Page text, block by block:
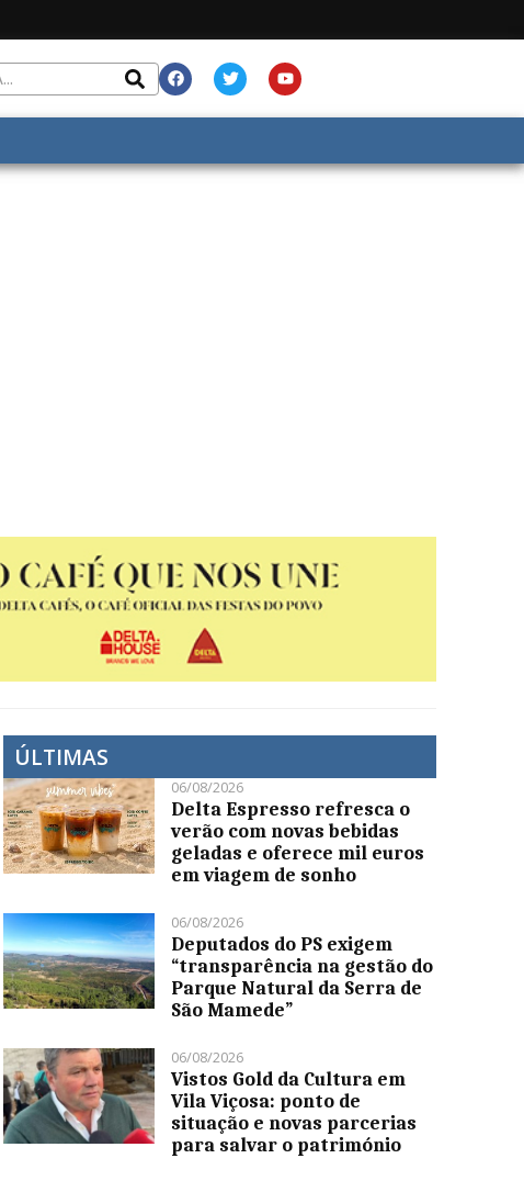
ÚLTIMAS
06/08/2026
Delta Espresso refresca o
verão com novas bebidas
geladas e oferece mil euros
em viagem de sonho
06/08/2026
Deputados do PS exigem
“transparência na gestão do
Parque Natural da Serra de
São Mamede”
06/08/2026
Vistos Gold da Cultura em
Vila Viçosa: ponto de
situação e novas parcerias
para salvar o património